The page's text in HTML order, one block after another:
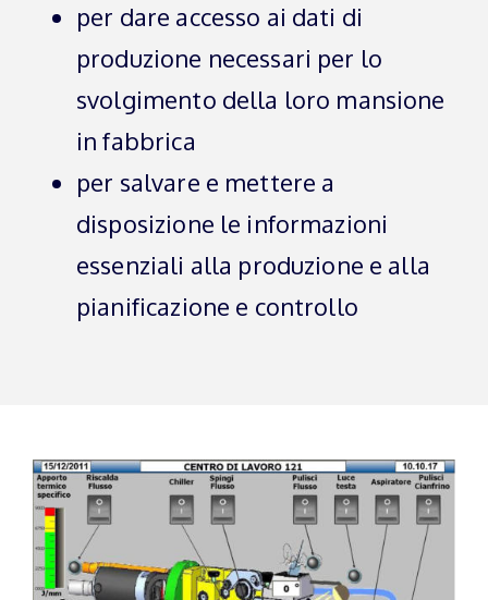
per dare accesso ai dati di
produzione necessari per lo
svolgimento della loro mansione
in fabbrica
per salvare e mettere a
disposizione le informazioni
essenziali alla produzione e alla
pianificazione e controllo